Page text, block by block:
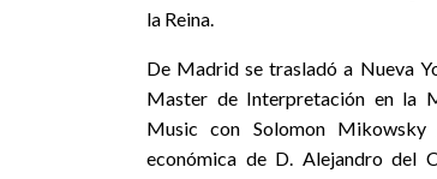
la Reina.
De Madrid se trasladó a Nueva
Master de Interpretación en la
Music con Solomon
económica de D. Alejandro del